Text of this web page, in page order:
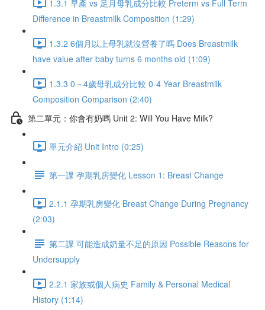
1.3.1 早產 vs 足月母乳成分比較 Preterm vs Full Term
Difference in Breastmilk Composition (1:29)
1.3.2 6個月以上母乳就沒營養了嗎 Does Breastmilk
have value after baby turns 6 months old (1:09)
1.3.3 0－4歲母乳成分比較 0-4 Year Breastmilk
Composition Comparison (2:40)
第二單元：你會有奶嗎 Unit 2: Will You Have Milk?
單元介紹 Unit Intro (0:25)
第一課 孕期乳房變化 Lesson 1: Breast Change
2.1.1 孕期乳房變化 Breast Change During Pregnancy
(2:03)
第二課 可能造成奶量不足的原因 Possible Reasons for
Undersupply
2.2.1 家族或個人病史 Family & Personal Medical
History (1:14)